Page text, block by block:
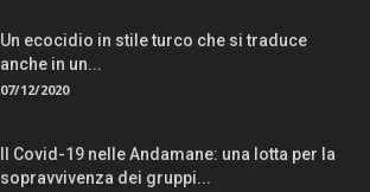
Un ecocidio in stile turco che si traduce
anche in un...
07/12/2020
Il Covid-19 nelle Andamane: una lotta per la
sopravvivenza dei gruppi...